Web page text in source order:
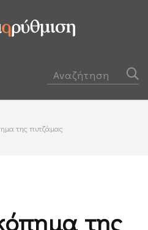
της πυτζάμας
της